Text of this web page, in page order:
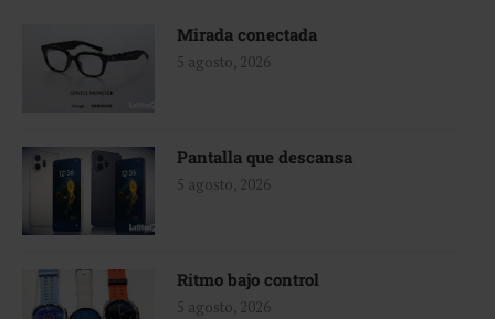
Mirada conectada
5 agosto, 2026
Pantalla que descansa
5 agosto, 2026
Ritmo bajo control
5 agosto, 2026